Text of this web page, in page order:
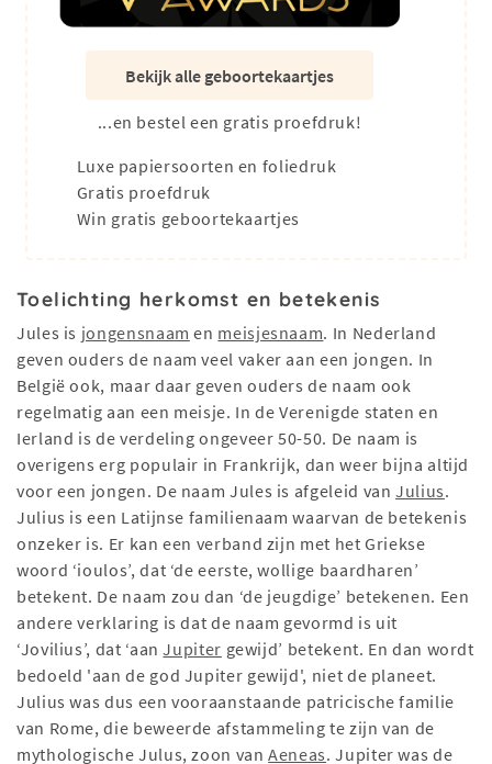
Bekijk alle geboortekaartjes
...en bestel een gratis proefdruk!
Luxe papiersoorten en foliedruk
Gratis proefdruk
Win gratis geboortekaartjes
Toelichting herkomst en betekenis
Jules is jongensnaam en meisjesnaam. In Nederland
geven ouders de naam veel vaker aan een jongen. In
België ook, maar daar geven ouders de naam ook
regelmatig aan een meisje. In de Verenigde staten en
Ierland is de verdeling ongeveer 50-50. De naam is
overigens erg populair in Frankrijk, dan weer bijna altijd
voor een jongen. De naam Jules is afgeleid vanJulius.
Julius is een Latijnse familienaam waarvan de betekenis
onzeker is. Er kan een verband zijn met het Griekse
woord ‘ioulos’, dat ‘de eerste, wollige baardharen’
betekent. De naam zou dan ‘de jeugdige’ betekenen. Een
andere verklaring is dat de naam gevormd is uit
‘Jovilius’, dat ‘aanJupiter gewijd’ betekent. En dan wordt
bedoeld 'aan de god Jupiter gewijd', niet de planeet.
Julius was dus een vooraanstaande patricische familie
van Rome, die beweerde afstammeling te zijn van de
mythologische Julus, zoon vanAeneas. Jupiter was de